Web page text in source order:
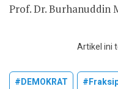
Prof. Dr. Burhanuddin
Artikel ini
#DEMOKRAT